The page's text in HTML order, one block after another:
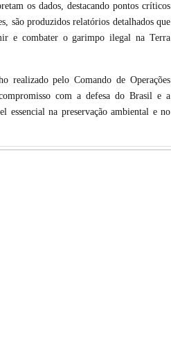
os dados, destacando pontos críticos
são produzidos relatórios detalhados que
e combater o garimpo ilegal na Terra
realizado pelo Comando de Operações
com a defesa do Brasil e a
essencial na preservação ambiental e no